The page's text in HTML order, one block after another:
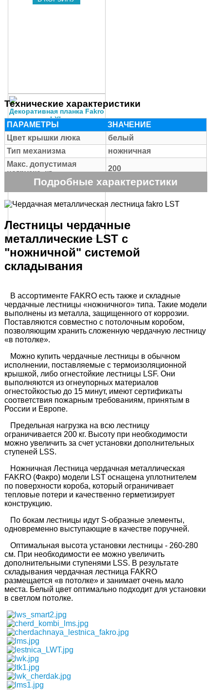
Декоративная планка Fakro
LXL
Цена:1750 q
В КОРЗИНУ
Технические характеристики
ПАРАМЕТРЫ
ЗНАЧЕНИЕ
Цвет крышки люка
белый
Тип механизма
ножничная
Макс. допустимая
нагрузка, кг
200
Толщина крышки с
утеплением, мм
36
Длина ступени, см
26/31/38
Ширина ступени, см
8
Толщина ступени, см
2,6
Расстояние между
ступенями, см
25
Размер проема в
потолке, см АхВ
50х80
Высота потолка, см H
260-280
Внешние размеры
короба, см WxL
Внутренние размеры
короба, см MxN
46х74
Размах лестницы при
раскладывании, см R
150
Размах лестницы в
разложенном
Высота короба, см
18
Количество сегментов
11
Подробные характеристики
Лестницы чердачные
металлические LST с
"ножничной" системой
складывания
В ассортименте FAKRO есть также и складные
чердачные лестницы «ножничного» типа. Такие модели
выполнены из металла, защищенного от коррозии.
Поставляются совместно с потолочным коробом,
позволяющим хранить сложенную чердачную лестницу
«в потолке».
Можно купить чердачные лестницы в обычном
исполнении, поставляемые с термоизоляционной
крышкой, либо огнестойкие лестницы LSF. Они
выполняются из огнеупорных материалов
огнестойкостью до 15 минут, имеют сертификаты
соответствия пожарным требованиям, принятым в
России и Европе.
Предельная нагрузка на всю лестницу
ограничивается 200 кг. Высоту при необходимости
можно увеличить за счет установки дополнительных
ступеней LSS.
Ножничная Лестница чердачная металлическая
FAKRO (Факро) модели LST оснащена уплотнителем
по поверхности короба, который ограничивает
тепловые потери и качественно герметизирует
конструкцию.
По бокам лестницы идут S-образные элементы,
одновременно выступающие в качестве поручней.
Оптимальная высота установки лестницы - 260-280
см. При необходимости ее можно увеличить
дополнительными ступенями LSS. В результате
складывания чердачная лестница FAKRO
размещается «в потолке» и занимает очень мало
места. Белый цвет оптимально подходит для установки
в светлом потолке.